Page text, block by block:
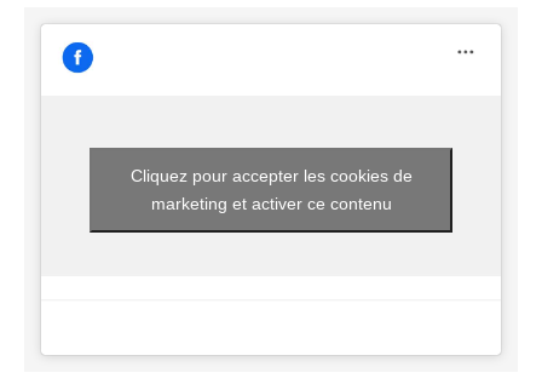
Cliquez pour accepter les cookies de
marketing et activer ce contenu